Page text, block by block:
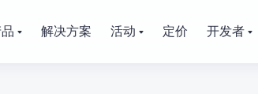
解决方案 活动 定价 开发者